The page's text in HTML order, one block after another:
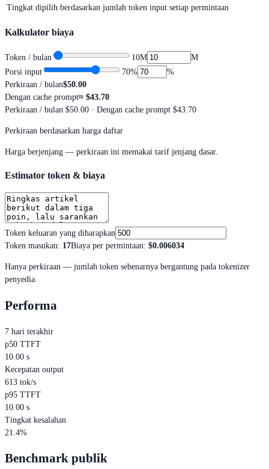
Tingkat dipilih berdasarkan jumlah token input setiap permintaan
Kalkulator biaya
Token / bulan 10M
M
Porsi input
70%
%
Perkiraan / bulan$50.00
Dengan cache prompt≈ $43.70
Perkiraan / bulan $50.00 · Dengan cache prompt $43.70
Perkiraan berdasarkan harga daftar
Harga berjenjang — perkiraan ini memakai tarif jenjang dasar.
Estimator token & biaya
Token keluaran yang diharapkan
Token masukan: 17Biaya per permintaan: $0.006034
Hanya perkiraan — jumlah token sebenarnya bergantung pada tokenizer
penyedia.
Performa
7 hari terakhir
p50 TTFT
10.00 s
Kecepatan output
613 tok/s
p95 TTFT
10.00 s
Tingkat kesalahan
21.4%
Benchmark publik